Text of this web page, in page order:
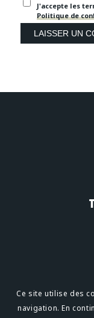
J'accepte les
Politique de
Ce site utilise des
navigation. En